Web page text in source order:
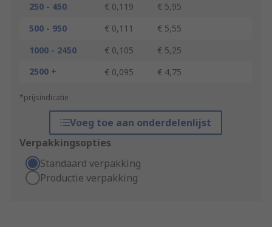
250 - 450
€ 0,119
€ 5,95
500 - 950
€ 0,111
€ 5,55
1000 - 2450
€ 0,105
€ 5,25
2500 +
€ 0,095 € 4,75
*prijsindicatie
Voeg toe aan onderdelenlijst
Verpakkingsopties
Standaard verpakking
Productie verpakking